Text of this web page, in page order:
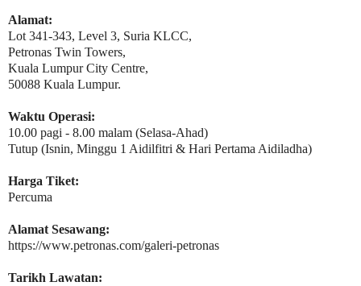
Alamat:
Lot 341-343, Level 3, Suria KLCC,
Petronas Twin Towers,
Kuala Lumpur City Centre,
50088 Kuala Lumpur.
Waktu Operasi:
10.00 pagi - 8.00 malam (Selasa-Ahad)
Tutup (Isnin, Minggu 1 Aidilfitri & Hari Pertama Aidiladha)
Harga Tiket:
Percuma
Alamat Sesawang:
https://www.petronas.com/galeri-petronas
Tarikh Lawatan: